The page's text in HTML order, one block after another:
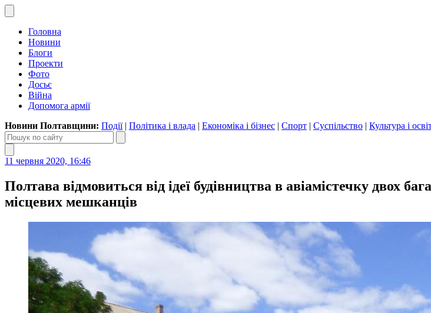
Головна
Новини
Блоги
Проекти
Фото
Досьє
Війна
Допомога армії
Новини Полтавщини: Події| Політика і влада | Економіка і бізнес | Спорт | Суспільство | Культура і
11 червня 2020, 16:46
Полтава відмовиться від ідеї будівництва в авіамістечку двох
місцевих мешканців